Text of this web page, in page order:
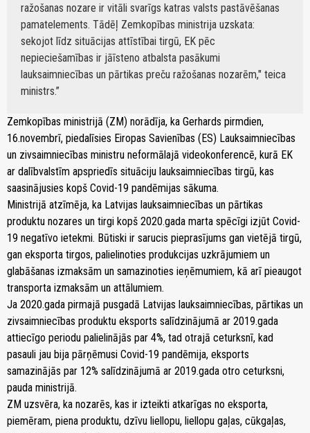
ražošanas nozare ir vitāli svarīgs katras valsts pastāvēšanas
pamatelements. Tādēļ Zemkopības ministrija uzskata:
sekojot līdz situācijas attīstībai tirgū, EK pēc
nepieciešamības ir jāīsteno atbalsta pasākumi
lauksaimniecības un pārtikas preču ražošanas nozarēm," teica
ministrs.
Zemkopības ministrijā (ZM) norādīja, ka Gerhards pirmdien,
16.novembrī, piedalīsies Eiropas Savienības (ES) Lauksaimniecības
un zivsaimniecības ministru neformālajā videokonferencē, kurā EK
ar dalībvalstīm apspriedīs situāciju lauksaimniecības tirgū, kas
saasinājusies kopš Covid-19 pandēmijas sākuma.
Ministrijā atzīmēja, ka Latvijas lauksaimniecības un pārtikas
produktu nozares un tirgi kopš 2020.gada marta spēcīgi izjūt Covid-
19 negatīvo ietekmi. Būtiski ir sarucis pieprasījums gan vietējā tirgū,
gan eksporta tirgos, palielinoties produkcijas uzkrājumiem un
glabāšanas izmaksām un samazinoties ieņēmumiem, kā arī pieaugot
transporta izmaksām un attālumiem.
Ja 2020.gada pirmajā pusgadā Latvijas lauksaimniecības, pārtikas un
zivsaimniecības produktu eksports salīdzinājumā ar 2019.gada
attiecīgo periodu palielinājās par 4%, tad otrajā ceturksnī, kad
pasauli jau bija pārņēmusi Covid-19 pandēmija, eksports
samazinājās par 12% salīdzinājumā ar 2019.gada otro ceturksni,
pauda ministrijā.
ZM uzsvēra, ka nozarēs, kas ir izteikti atkarīgas no eksporta,
piemēram, piena produktu, dzīvu liellopu, liellopu gaļas, cūkgaļas,